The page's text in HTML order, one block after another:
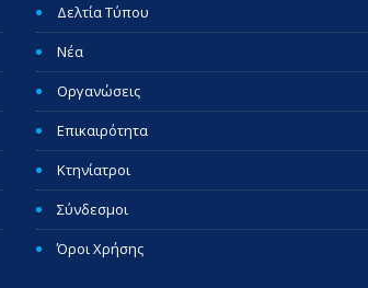
Δελτία Τύπου
Νέα
Οργανώσεις
Επικαιρότητα
Κτηνίατροι
Σύνδεσμοι
Όροι Χρήσης